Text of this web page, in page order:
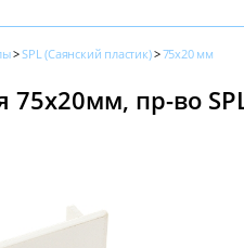
SPL (Саянский пластик) 75х20 мм
75х20мм, пр-во